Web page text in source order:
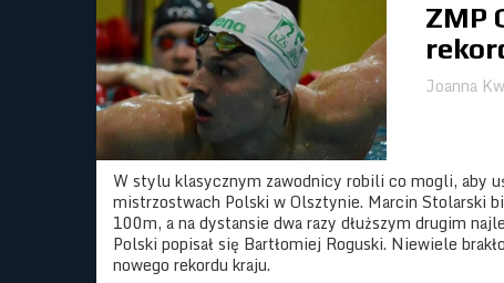
ZMP
Joanna
W stylu klasycznym zawodnicy robili co mogli, aby
mistrzostwach Polski w Olsztynie. Marcin Stolarski
100m, a na dystansie dwa razy dłuższym drugim
Polski popisał się Bartłomiej Roguski. Niewiele
nowego rekordu kraju.